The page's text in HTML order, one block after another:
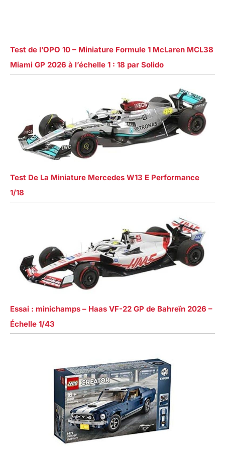
Test de l’OPO 10 – Miniature Formule 1 McLaren MCL38
Miami GP 2026 à l’échelle 1 : 18 par Solido
Test De La Miniature Mercedes W13 E Performance
1/18
Essai : minichamps – Haas VF-22 GP de Bahreïn 2026 –
Échelle 1/43